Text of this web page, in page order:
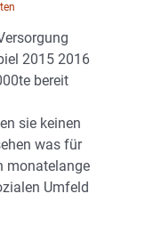
2015 2016
bereit
sie keinen
was für
monatelange
Umfeld